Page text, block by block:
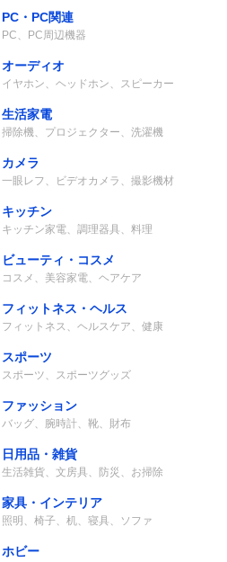
PC・PC関連
PC、PC周辺機器
オーディオ
イヤホン、ヘッドホン、スピーカー
生活家電
掃除機、プロジェクター、洗濯機
カメラ
一眼レフ、ビデオカメラ、撮影機材
キッチン
キッチン家電、調理器具、料理
ビューティ・コスメ
コスメ、美容家電、ヘアケア
フィットネス・ヘルス
フィットネス、ヘルスケア、健康
スポーツ
スポーツ、スポーツグッズ
ファッション
バッグ、腕時計、靴、財布
日用品・雑貨
生活雑貨、文房具、防災、お掃除
家具・インテリア
照明、椅子、机、寝具、ソファ
ホビー